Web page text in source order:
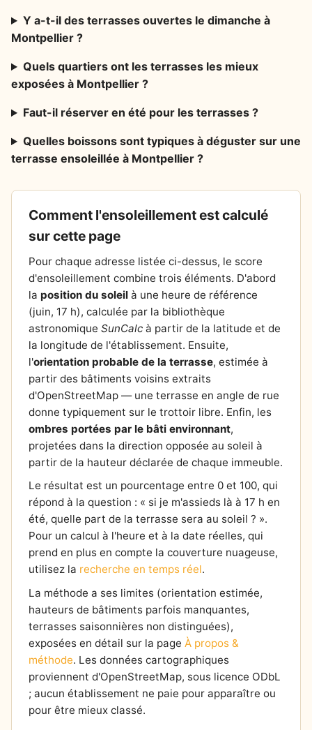
Y a-t-il des terrasses ouvertes le dimanche à
Montpellier ?
Quels quartiers ont les terrasses les mieux
exposées à Montpellier ?
Faut-il réserver en été pour les terrasses ?
Quelles boissons sont typiques à déguster sur une
terrasse ensoleillée à Montpellier ?
Comment l'ensoleillement est calculé
sur cette page
Pour chaque adresse listée ci-dessus, le score
d'ensoleillement combine trois éléments. D'abord
la position du soleil à une heure de référence
(juin, 17 h), calculée par la bibliothèque
astronomique SunCalc à partir de la latitude et de
la longitude de l'établissement. Ensuite,
l'orientation probable de la terrasse, estimée à
partir des bâtiments voisins extraits
d'OpenStreetMap — une terrasse en angle de rue
donne typiquement sur le trottoir libre. Enfin, les
ombres portées par le bâti environnant,
projetées dans la direction opposée au soleil à
partir de la hauteur déclarée de chaque immeuble.
Le résultat est un pourcentage entre 0 et 100, qui
répond à la question : « si je m'assieds là à 17 h en
été, quelle part de la terrasse sera au soleil ? ».
Pour un calcul à l'heure et à la date réelles, qui
prend en plus en compte la couverture nuageuse,
utilisez la recherche en temps réel.
La méthode a ses limites (orientation estimée,
hauteurs de bâtiments parfois manquantes,
terrasses saisonnières non distinguées),
exposées en détail sur la page À propos &
méthode. Les données cartographiques
proviennent d'OpenStreetMap, sous licence ODbL
; aucun établissement ne paie pour apparaître ou
pour être mieux classé.